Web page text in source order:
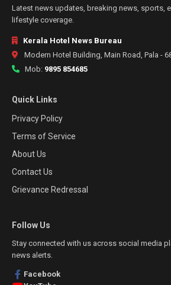
Latest news updates, breaking news, sports,
lifestyle coverage.
Kerala Hotel News Bureau
Modern Hotel Building, Main Road, Pala -
Mob: 9895 854685
Quick Links
Privacy Policy
Terms of Service
About Us
Contact Us
Grievance Redressal
Follow Us
Stay connected with us across social media
news alerts.
Facebook